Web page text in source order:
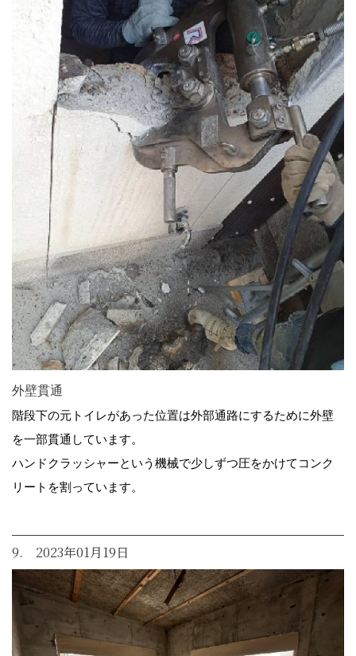
外壁貫通
階段下の元トイレがあった位置は外部通路にするために外壁
を一部貫通しています。
ハンドクラッシャーという機械で少しずつ圧をかけてコンク
リートを割っています。
9. 2023年01月19日